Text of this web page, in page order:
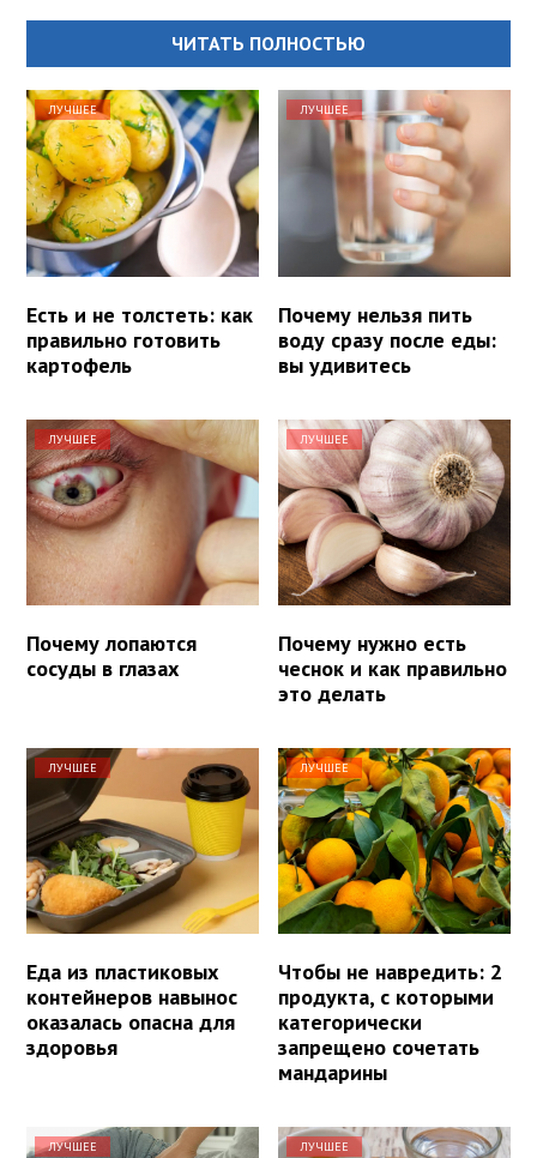
ЧИТАТЬ ПОЛНОСТЬЮ
ЛУЧШЕЕ
Есть и не толстеть: как
правильно готовить
картофель
ЛУЧШЕЕ
Почему нельзя пить
воду сразу после еды:
вы удивитесь
ЛУЧШЕЕ
Почему лопаются
сосуды в глазах
ЛУЧШЕЕ
Почему нужно есть
чеснок и как правильно
это делать
ЛУЧШЕЕ
Еда из пластиковых
контейнеров навынос
оказалась опасна для
здоровья
ЛУЧШЕЕ
Чтобы не навредить: 2
продукта, с которыми
категорически
запрещено сочетать
мандарины
ЛУЧШЕЕ ЛУЧШЕЕ